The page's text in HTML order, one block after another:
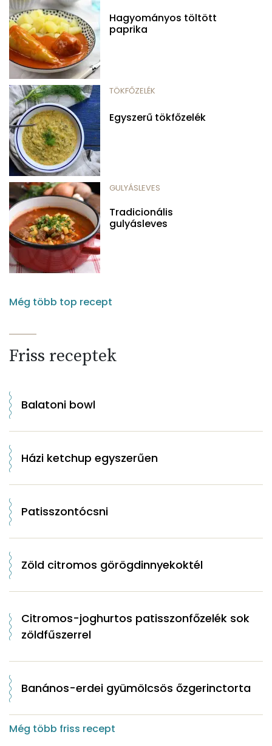
Hagyományos töltött
paprika
TÖKFŐZELÉK
Egyszerű tökfőzelék
GULYÁSLEVES
Tradicionális
gulyásleves
Még több top recept
Friss receptek
Balatoni bowl
Házi ketchup egyszerűen
Patisszontócsni
Zöld citromos görögdinnyekoktél
Citromos-joghurtos patisszonfőzelék sok
zöldfűszerrel
Banános-erdei gyümölcsös őzgerinctorta
Még több friss recept